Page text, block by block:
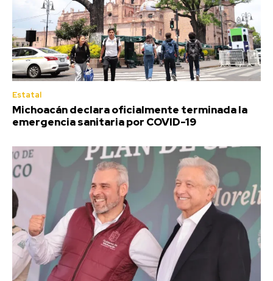
Estatal
Michoacán declara oficialmente terminada la
emergencia sanitaria por COVID-19